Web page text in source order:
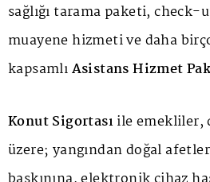
sağlığı tarama paketi,
muayene hizmeti ve daha
kapsamlıAsistans Hizmet
Konut Sigortasıile emekliler,
üzere; yangından doğal